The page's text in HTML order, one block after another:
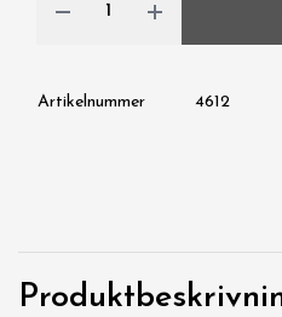
Artikelnummer 4612